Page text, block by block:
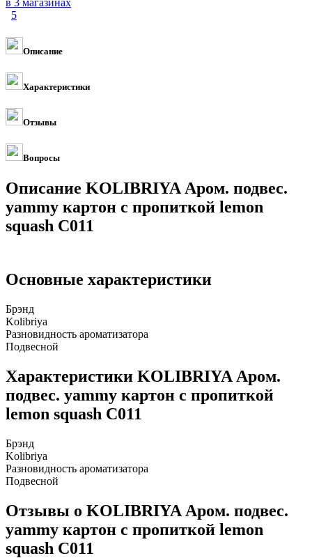
5
Описание
Характеристики
Отзывы
Вопросы
Описание KOLIBRIYA Аром. подвес.
yammy картон с пропиткой lemon
squash C011
Основные характеристики
Брэнд
Kolibriya
Разновидность ароматизатора
Подвесной
Характеристики KOLIBRIYA Аром.
подвес. yammy картон с пропиткой
lemon squash C011
Брэнд
Kolibriya
Разновидность ароматизатора
Подвесной
Отзывы о KOLIBRIYA Аром. подвес.
yammy картон с пропиткой lemon
squash C011